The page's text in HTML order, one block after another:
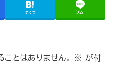
はてブ 送る
とはありません。 ※ が付